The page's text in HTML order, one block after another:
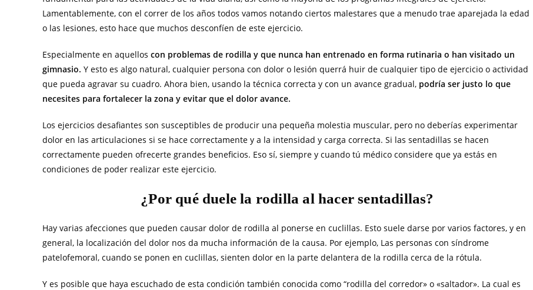
Lamentablemente, con el correr de los años todos vamos notando ciertos malestares que a menudo trae aparejada la edad
o las lesiones, esto hace que muchos desconfíen de este ejercicio.
Especialmente en aquellos con problemas de rodilla y que nunca han entrenado en forma rutinaria o han visitado un
gimnasio. Y esto es algo natural, cualquier persona con dolor o lesión querrá huir de cualquier tipo de ejercicio o actividad
que pueda agravar su cuadro. Ahora bien, usando la técnica correcta y con un avance gradual, podría ser justo lo que
necesites para fortalecer la zona y evitar que el dolor avance.
Los ejercicios desafiantes son susceptibles de producir una pequeña molestia muscular, pero no deberías experimentar
dolor en las articulaciones si se hace correctamente y a la intensidad y carga correcta. Si las sentadillas se hacen
correctamente pueden ofrecerte grandes beneficios. Eso sí, siempre y cuando tú médico considere que ya estás en
condiciones de poder realizar este ejercicio.
¿Por qué duele la rodilla al hacer sentadillas?
Hay varias afecciones que pueden causar dolor de rodilla al ponerse en cuclillas. Esto suele darse por varios factores, y en
general, la localización del dolor nos da mucha información de la causa. Por ejemplo, Las personas con síndrome
patelofemoral, cuando se ponen en cuclillas, sienten dolor en la parte delantera de la rodilla cerca de la rótula.
Y es posible que haya escuchado de esta condición también conocida como “rodilla del corredor» o «saltador». La cual es